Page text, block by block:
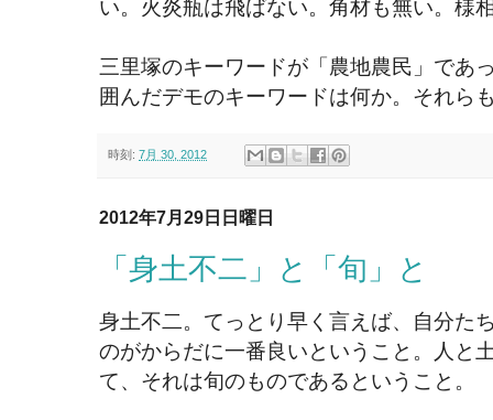
い。火炎瓶は飛ばない。角材も無い。様
三里塚のキーワードが「農地農民」であ
囲んだデモのキーワードは何か。それら
時刻: 7月 30, 2012
2012年7月29日日曜日
「身土不二」と「旬」と
身土不二。てっとり早く言えば、自分た
のがからだに一番良いということ。人と
て、それは旬のものであるということ。